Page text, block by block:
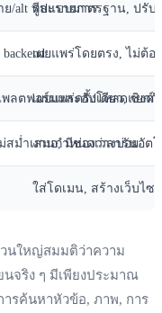
/alt ทีละรายการ
รูปแบบมาตรฐาน, ปรับ
เผยแพร่โดยตรง, ไม่ต้อ
ลตฟอร์มและอัปโหลดแยกกั
เผยแพร่ครั้งเดียว, ซิงค์
สม่ำเสมอ, มีช่องว่างบ่อย
งานกำหนดเวลารันอัต
ใส่โดเมน, สร้างเว็บไ
นใหญ่สมมติว่าความ
นจริง ๆ มีเพียงประมาณ
ารค้นหาหัวข้อ, ภาพ, การ